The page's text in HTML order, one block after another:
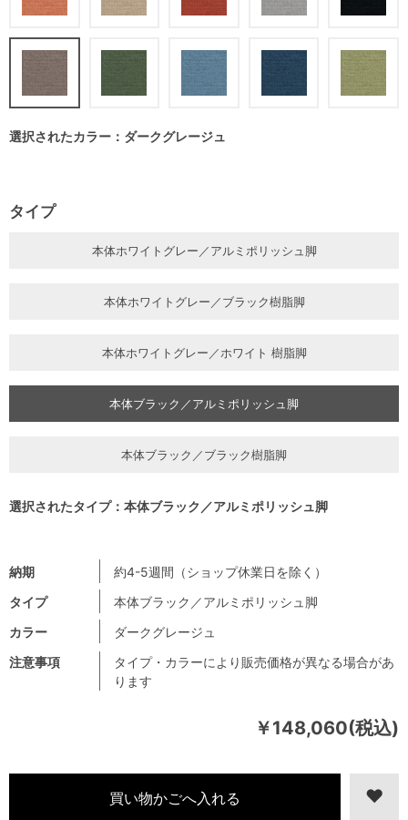
￥148,060(税込)
注意事項
タイプ・カラーにより販売価格が異なる場合があ
ります
納期
約4-5週間（ショップ休業日を除く）
タイプ
本体ブラック／アルミポリッシュ脚
カラー
ダークグレージュ
選択されたカラー：ダークグレージュ
タイプ
本体ホワイトグレー／アルミポリッシュ脚
本体ホワイトグレー／ブラック樹脂脚
本体ホワイトグレー／ホワイト 樹脂脚
本体ブラック／アルミポリッシュ脚
本体ブラック／ブラック樹脂脚
選択されたタイプ：本体ブラック／アルミポリッシュ脚